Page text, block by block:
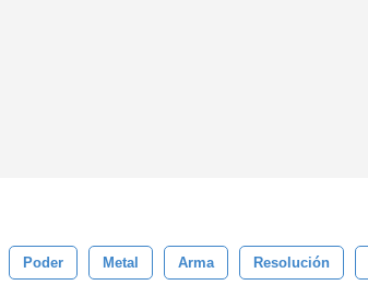
Poder Metal Arma Resolución